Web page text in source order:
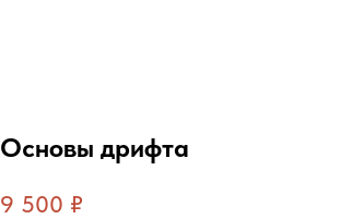
Основы дрифта
9 500 ₽